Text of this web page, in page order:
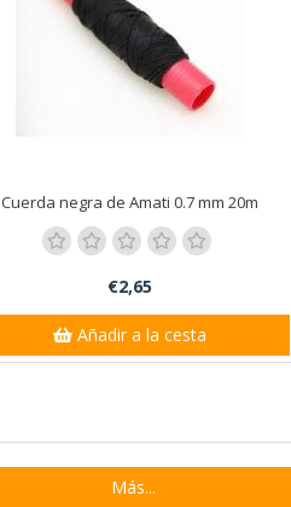
Cuerda negra de Amati 0.7 mm 20m
€2,65
Añadir a la cesta
Más...